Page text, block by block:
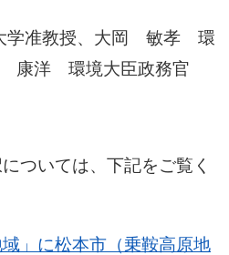
准教授、大岡 敏孝 環
康洋 環境大臣政務官
ついては、下記をご覧く
」に松本市（乗鞍高原地